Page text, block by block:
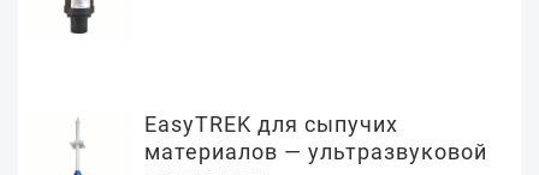
EasyTREK для сыпучих
материалов — ультразвуковой